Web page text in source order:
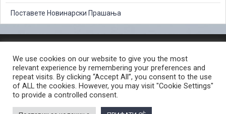
Поставете Новинарски Прашања
СЛОБОДЕН ПРИСТАП ДО ИНФОРМАЦИИ ОД ЈАВЕН КАРАКТЕР
ПОСТАПКА ЗА ПРИЈАВА НА КРИВИЧНО ДЕЛО
КОРИСНИ ЛИНКОВИ
ПОЛИТИКА ЗА ПРИВАТНОСТ ВЕБ СТРАНИЦА
We use cookies on our website to give you the most
relevant experience by remembering your preferences and
repeat visits. By clicking “Accept All”, you consent to the use
of ALL the cookies. However, you may visit "Cookie Settings"
to provide a controlled consent.